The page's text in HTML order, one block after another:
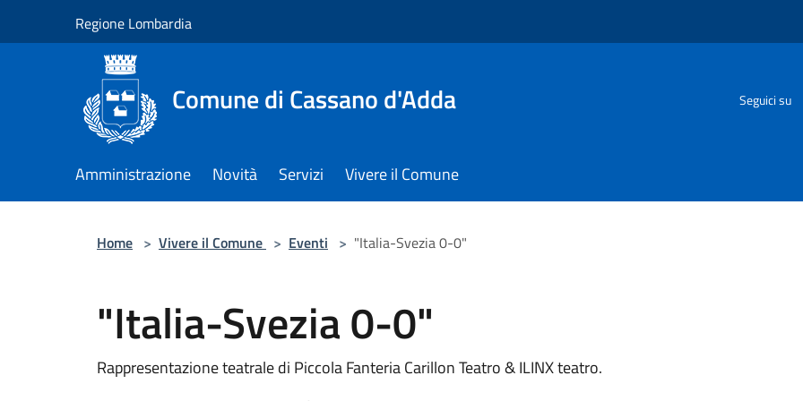
Regione Lombardia
Comune di Cassano d'Adda Seguici su
Amministrazione Novità Servizi Vivere il Comune
Home > Vivere il Comune > Eventi > "Italia-Svezia 0-0"
"Italia-Svezia 0-0"
Rappresentazione teatrale di Piccola Fanteria Carillon Teatro & ILINX teatro.